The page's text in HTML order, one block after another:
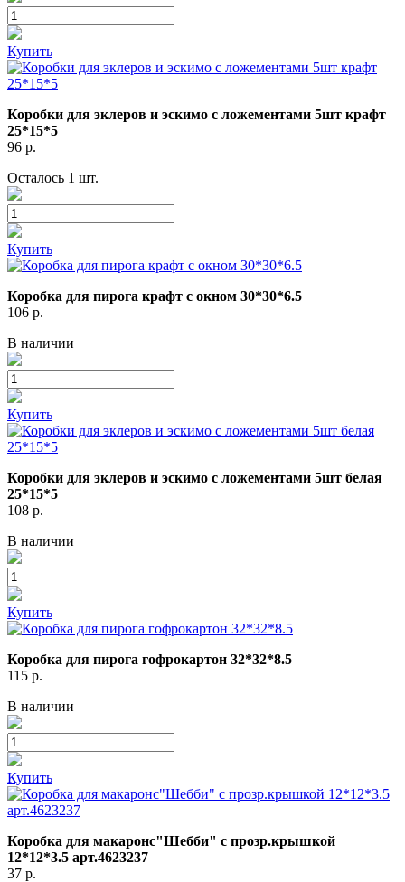
Купить
Коробки для эклеров и эскимо с ложементами 5шт крафт
25*15*5
96 р.
Осталось 1 шт.
Купить
Коробка для пирога крафт с окном 30*30*6.5
106 р.
В наличии
Купить
Коробки для эклеров и эскимо с ложементами 5шт белая
25*15*5
108 р.
В наличии
Купить
Коробка для пирога гофрокартон 32*32*8.5
115 р.
В наличии
Купить
Коробка для макаронс"Шебби" с прозр.крышкой
12*12*3.5 арт.4623237
37 р.